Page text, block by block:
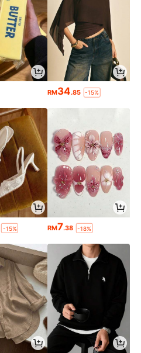
RM34.85 -15%
-15% RM7.38 -18%